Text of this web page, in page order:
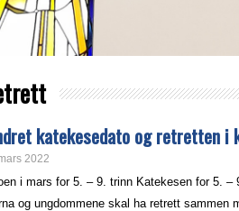
katekesedato og retretten i
2022
i mars for 5. – 9. trinn Katekesen for 5.
og ungdommene skal ha retrett sammen